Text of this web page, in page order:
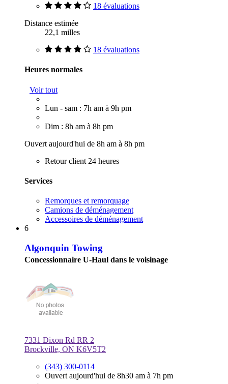
18 évaluations
Distance estimée
22,1 milles
18 évaluations
Heures normales
Voir tout
Lun - sam : 7h am à 9h pm
Dim : 8h am à 8h pm
Ouvert aujourd'hui de 8h am à 8h pm
Retour client 24 heures
Services
Remorques et remorquage
Camions de déménagement
Accessoires de déménagement
6
Algonquin Towing
Concessionnaire U-Haul dans le voisinage
7331 Dixon Rd RR 2
Brockville, ON K6V5T2
(343) 300-0114
Ouvert aujourd'hui de 8h30 am à 7h pm